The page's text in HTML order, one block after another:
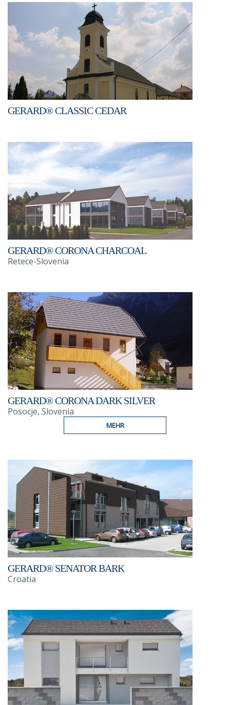
GERARD® CLASSIC CEDAR
GERARD® CORONA CHARCOAL
Retece-Slovenia
GERARD® CORONA DARK SILVER
Posocje, Slovenia
MEHR
GERARD® SENATOR BARK
Croatia